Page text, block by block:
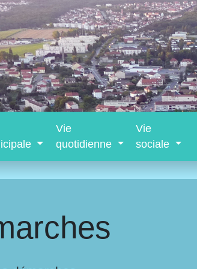
Vie
quotidienne
Vie
sociale